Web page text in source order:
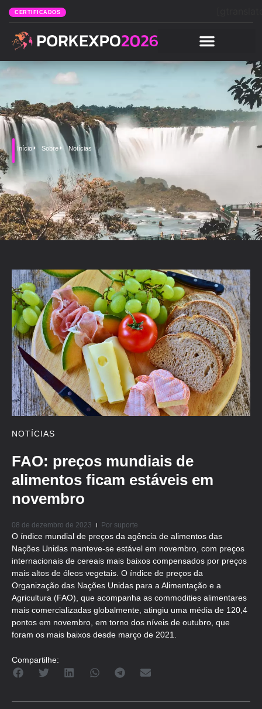
CERTIFICADOS
Início Sobre Notícias
NOTÍCIAS
FAO: preços mundiais de
alimentos ficam estáveis em
novembro
08 de dezembro de 2023 Por suporte
O índice mundial de preços da agência de alimentos das
Nações Unidas manteve-se estável em novembro, com preços
internacionais de cereais mais baixos compensados por preços
mais altos de óleos vegetais. O índice de preços da
Organização das Nações Unidas para a Alimentação e a
Agricultura (FAO), que acompanha as commodities alimentares
mais comercializadas globalmente, atingiu uma média de 120,4
pontos em novembro, em torno dos níveis de outubro, que
foram os mais baixos desde março de 2021.
Compartilhe: